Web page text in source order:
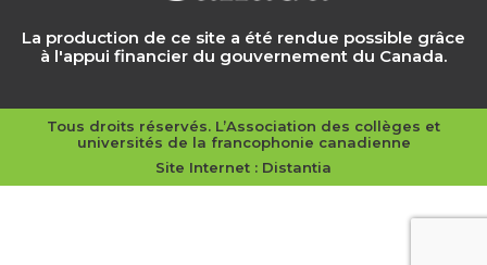
La production de ce site a été rendue possible grâce
à l'appui financier du gouvernement du Canada.
Tous droits réservés. L’Association des collèges et
universités de la francophonie canadienne
Site Internet : Distantia